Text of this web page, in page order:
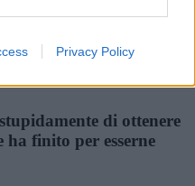
Privacy Policy
di ottenere
finito per esserne